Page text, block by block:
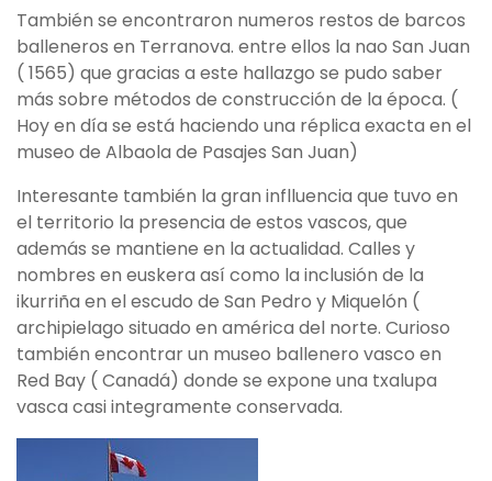
También se encontraron numeros restos de barcos
balleneros en Terranova. entre ellos la nao San Juan
( 1565) que gracias a este hallazgo se pudo saber
más sobre métodos de construcción de la época. (
Hoy en día se está haciendo una réplica exacta en el
museo de Albaola de Pasajes San Juan)
Interesante también la gran inflluencia que tuvo en
el territorio la presencia de estos vascos, que
además se mantiene en la actualidad. Calles y
nombres en euskera así como la inclusión de la
ikurriña en el escudo de San Pedro y Miquelón (
archipielago situado en américa del norte. Curioso
también encontrar un museo ballenero vasco en
Red Bay ( Canadá) donde se expone una txalupa
vasca casi integramente conservada.